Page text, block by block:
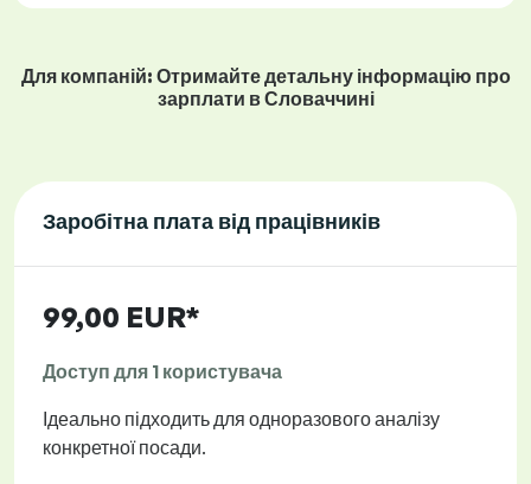
Для компаній: Отримайте детальну інформацію про
зарплати в Словаччині
Заробітна плата від працівників
99,00 EUR*
Доступ для 1 користувача
Ідеально підходить для одноразового аналізу
конкретної посади.